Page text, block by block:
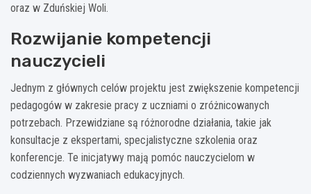
oraz w Zduńskiej Woli.
Rozwijanie kompetencji
nauczycieli
Jednym z głównych celów projektu jest zwiększenie kompetencji
pedagogów w zakresie pracy z uczniami o zróżnicowanych
potrzebach. Przewidziane są różnorodne działania, takie jak
konsultacje z ekspertami, specjalistyczne szkolenia oraz
konferencje. Te inicjatywy mają pomóc nauczycielom w
codziennych wyzwaniach edukacyjnych.